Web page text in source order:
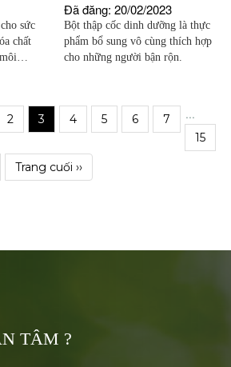
sức
chất
đã tốt.
Đã đăng: 20/02/2023
Bột thập cốc dinh dưỡng là thực
phẩm bổ sung vô cùng thích hợp
cho những người bận rộn.
2 3 4 5 6 7 ...
15
Trang cuối ››
TÂM ?